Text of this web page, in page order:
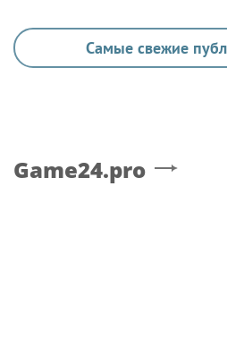
Самые свежие
Game24.pro